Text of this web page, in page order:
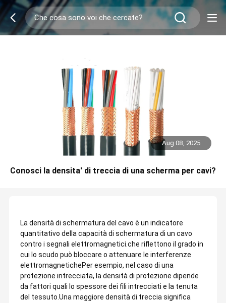
Aug 08, 2025
Conosci la densita' di treccia di una scherma per cavi?
La densità di schermatura del cavo è un indicatore
quantitativo della capacità di schermatura di un cavo
contro i segnali elettromagnetici.che riflettono il grado in
cui lo scudo può bloccare o attenuare le interferenze
elettromagnetichePer esempio, nel caso di una
protezione intrecciata, la densità di protezione dipende
da fattori quali lo spessore dei fili intrecciati e la tenuta
del tessuto.Una maggiore densità di treccia significa